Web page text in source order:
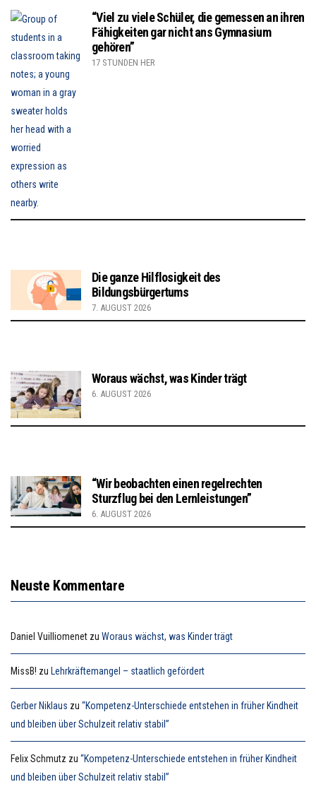
“Viel zu viele Schüler, die gemessen an ihren
Fähigkeiten gar nicht ans Gymnasium
gehören”
17 STUNDEN HER
Die ganze Hilflosigkeit des
Bildungsbürgertums
7. AUGUST 2026
Woraus wächst, was Kinder trägt
6. AUGUST 2026
“Wir beobachten einen regelrechten
Sturzflug bei den Lernleistungen”
6. AUGUST 2026
Neuste Kommentare
Daniel Vuilliomenet zu Woraus wächst, was Kinder trägt
MissB! zu Lehrkräftemangel – staatlich gefördert
Gerber Niklaus zu “Kompetenz-Unterschiede entstehen in früher Kindheit
und bleiben über Schulzeit relativ stabil”
Felix Schmutz zu “Kompetenz-Unterschiede entstehen in früher Kindheit
und bleiben über Schulzeit relativ stabil”